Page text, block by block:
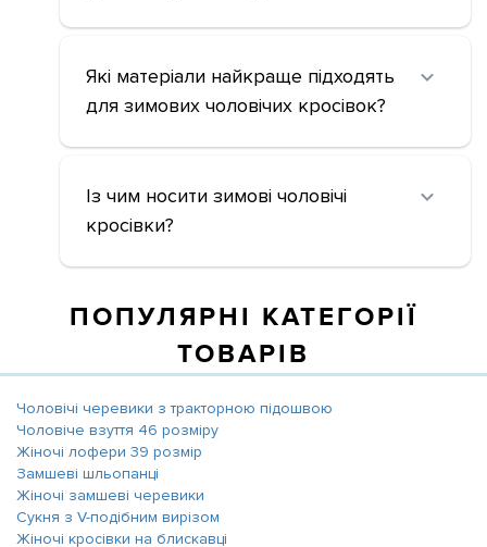
Які матеріали найкраще підходять
для зимових чоловічих кросівок?
Із чим носити зимові чоловічі
кросівки?
ПОПУЛЯРНІ КАТЕГОРІЇ
ТОВАРІВ
Чоловічі черевики з тракторною підошвою
Чоловіче взуття 46 розміру
Жіночі лофери 39 розмір
Замшеві шльопанці
Жіночі замшеві черевики
Сукня з V-подібним вирізом
Жіночі кросівки на блискавці